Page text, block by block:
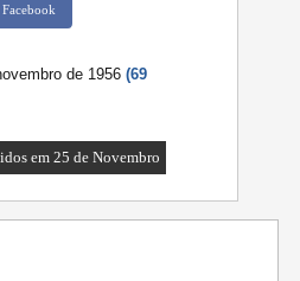
Facebook
de 1956(69
em 25 de Novembro